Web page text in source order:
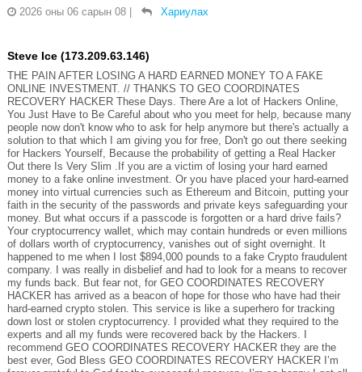
2026 оны 06 сарын 08
Хариулах
Steve Ice (173.209.63.146)
THE PAIN AFTER LOSING A HARD EARNED MONEY TO A FAKE
ONLINE INVESTMENT. // THANKS TO GEO COORDINATES
RECOVERY HACKER These Days. There Are a lot of Hackers Online,
You Just Have to Be Careful about who you meet for help, because many
people now don't know who to ask for help anymore but there's actually a
solution to that which I am giving you for free, Don't go out there seeking
for Hackers Yourself, Because the probability of getting a Real Hacker
Out there Is Very Slim .If you are a victim of losing your hard earned
money to a fake online investment. Or you have placed your hard-earned
money into virtual currencies such as Ethereum and Bitcoin, putting your
faith in the security of the passwords and private keys safeguarding your
money. But what occurs if a passcode is forgotten or a hard drive fails?
Your cryptocurrency wallet, which may contain hundreds or even millions
of dollars worth of cryptocurrency, vanishes out of sight overnight. It
happened to me when I lost $894,000 pounds to a fake Crypto fraudulent
company. I was really in disbelief and had to look for a means to recover
my funds back. But fear not, for GEO COORDINATES RECOVERY
HACKER has arrived as a beacon of hope for those who have had their
hard-earned crypto stolen. This service is like a superhero for tracking
down lost or stolen cryptocurrency. I provided what they required to the
experts and all my funds were recovered back by the Hackers. I
recommend GEO COORDINATES RECOVERY HACKER they are the
best ever, God Bless GEO COORDINATES RECOVERY HACKER I’m